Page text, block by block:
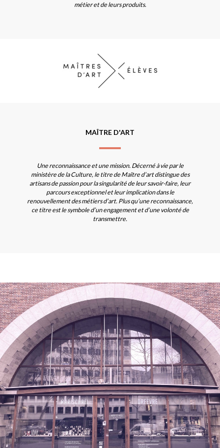
métier et de leurs produits.
MAÎTRE D'ART
Une reconnaissance et une mission. Décerné à vie par le
ministère de la Culture, le titre de Maître d’art distingue des
artisans de passion pour la singularité de leur savoir-faire, leur
parcours exceptionnel et leur implication dans le
renouvellement des métiers d’art. Plus qu’une reconnaissance,
ce titre est le symbole d’un engagement et d’une volonté de
transmettre.